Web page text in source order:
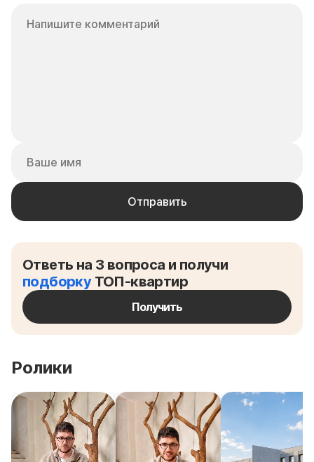
Ответь на 3 вопроса и получи
подборкуТОП-квартир
Получить
Ролики